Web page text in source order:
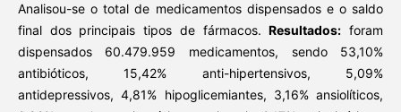
Analisou-se o total de medicamentos dispensados e o saldo
final dos principais tipos de fármacos.Resultados: foram
dispensados 60.479.959 medicamentos, sendo 53,10%
antibióticos, 15,42% anti-hipertensivos, 5,09%
antidepressivos, 4,81% hipoglicemiantes, 3,16% ansiolíticos,